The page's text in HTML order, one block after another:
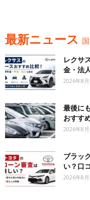
最新ニュース
レクサ
金・法
2026年8
最後に
おすす
2026年8
ブラッ
い？口
2026年8